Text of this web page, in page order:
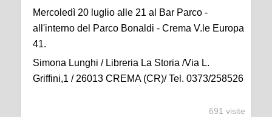
Mercoledì 20 luglio alle 21 al Bar Parco -
all'interno del Parco Bonaldi - Crema V.le Europa
41.
Simona Lunghi / Libreria La Storia /Via L.
Griffini,1 / 26013 CREMA (CR)/ Tel. 0373/258526
691 visite